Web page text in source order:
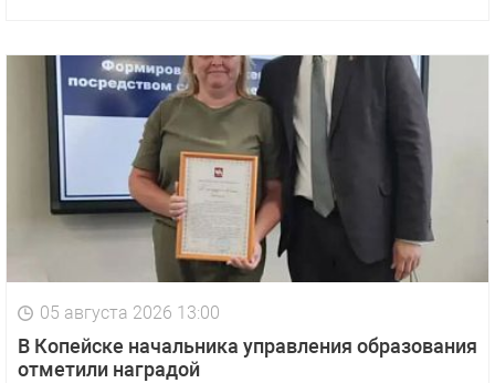
05 августа 2026 13:00
В Копейске начальника управления образования
отметили наградой